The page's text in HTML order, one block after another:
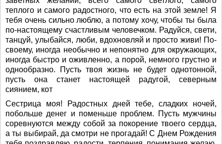
теплого и самого радостного, что есть на этой земле! Я
тебя очень сильно люблю, а потому хочу, чтобы ты была
по-настоящему счастливым человечком. Радуйся, свети,
танцуй, улыбайся, люби, вдохновляй и просто живи! По-
своему, иногда необычно и непонятно для окружающих,
иногда быстро и оживленно, а порой, немного грустно и
однообразно. Пусть твоя жизнь не будет однотонной,
пусть она станет настоящей радугой, северным
сиянием, кот
Сестрица моя! Радостных дней тебе, сладких ночей,
побольше денег и поменьше проблем. Пусть мужчины
соревнуются между собой за покорение твоего сердца,
а ты выбирай, да смотри не прогадай! С Днем Рождения